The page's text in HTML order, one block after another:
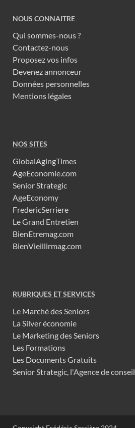
NOUS CONNAITRE
Qui sommes-nous ?
Contactez-nous
Proposez vos infos
Devenez annonceur
Données personnelles
Mentions légales
NOS SITES
GlobalAgingTimes
AgeEconomie.com
Senior Strategic
AgeEconomy
FredericSerriere
Le Grand Entretien
BienEtremag.com
BienVieillirmag.com
RUBRIQUES ET SERVICES
Le Marché des Seniors
La Silver économie
Le Marketing des Seniors
Les Formations
Les Documents Gratuits
Senior Strategic, l'Agence de conseil